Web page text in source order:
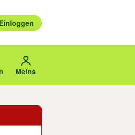
Einloggen
auswählen.
mit den Pfeiltasten nach oben/
Meins